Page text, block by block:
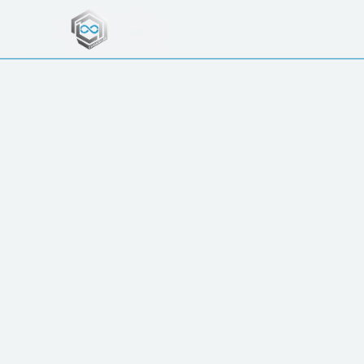
← ΟΛΑ ΤΑ ΕΡΓΑ